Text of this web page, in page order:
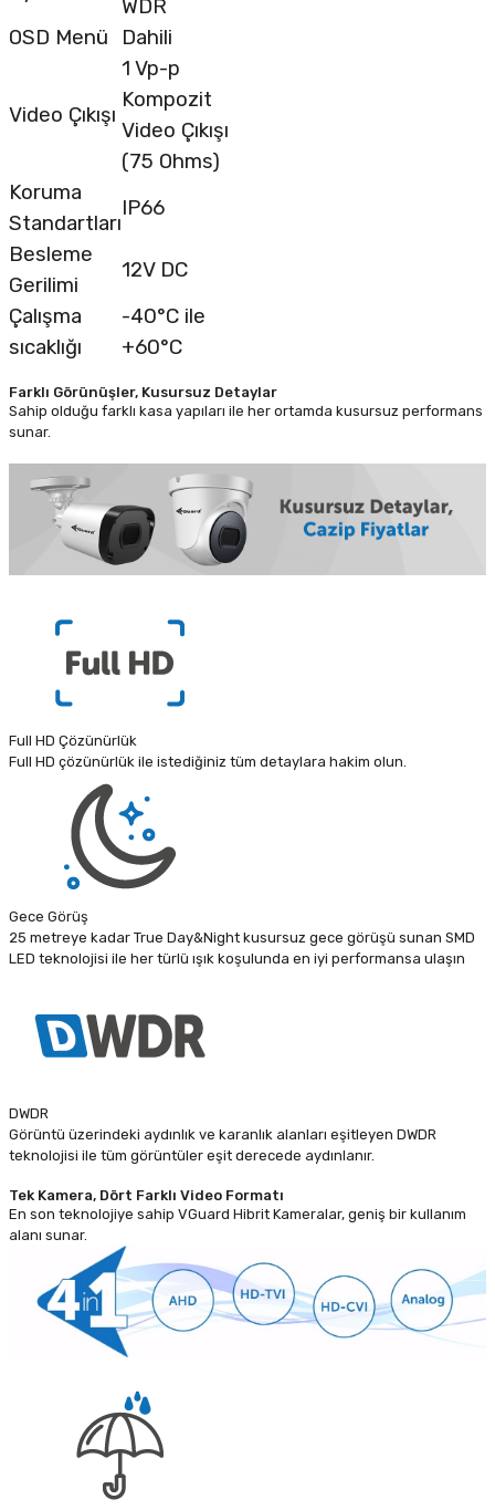
WDR
OSD Menü
Dahili
Video Çıkışı
1 Vp-p
Kompozit
Video Çıkışı
(75 Ohms)
Koruma
Standartları
IP66
Besleme
Gerilimi
12V DC
Çalışma
sıcaklığı
-40°C ile
+60°C
Farklı Görünüşler, Kusursuz Detaylar
Sahip olduğu farklı kasa yapıları ile her ortamda kusursuz performans
sunar.
Full HD Çözünürlük
Full HD çözünürlük ile istediğiniz tüm detaylara hakim olun.
Gece Görüş
25 metreye kadar True Day&Night kusursuz gece görüşü sunan SMD
LED teknolojisi ile her türlü ışık koşulunda en iyi performansa ulaşın
DWDR
Görüntü üzerindeki aydınlık ve karanlık alanları eşitleyen DWDR
teknolojisi ile tüm görüntüler eşit derecede aydınlanır.
Tek Kamera, Dört Farklı Video Formatı
En son teknolojiye sahip VGuard Hibrit Kameralar, geniş bir kullanım
alanı sunar.